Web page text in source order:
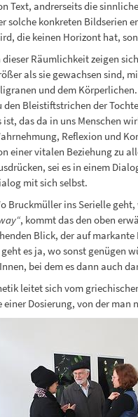
Text, andrerseits die
solche konkreten Bildserien
die keinen Horizont hat,
dieser Räumlichkeit zeigen
als sie gewachsen sind,
und dem
den Bleistiftstrichen der
ist, das da in uns Menschen
Reflexion und
einer vitalen Beziehung zu
sei es in einem
mit sich selbst.
Bruckmüller ins Serielle
, kommt das den oben
Blick, der auf
es ja, wo sonst
bei dem es dann auch
leitet sich vom
Dosierung, von der